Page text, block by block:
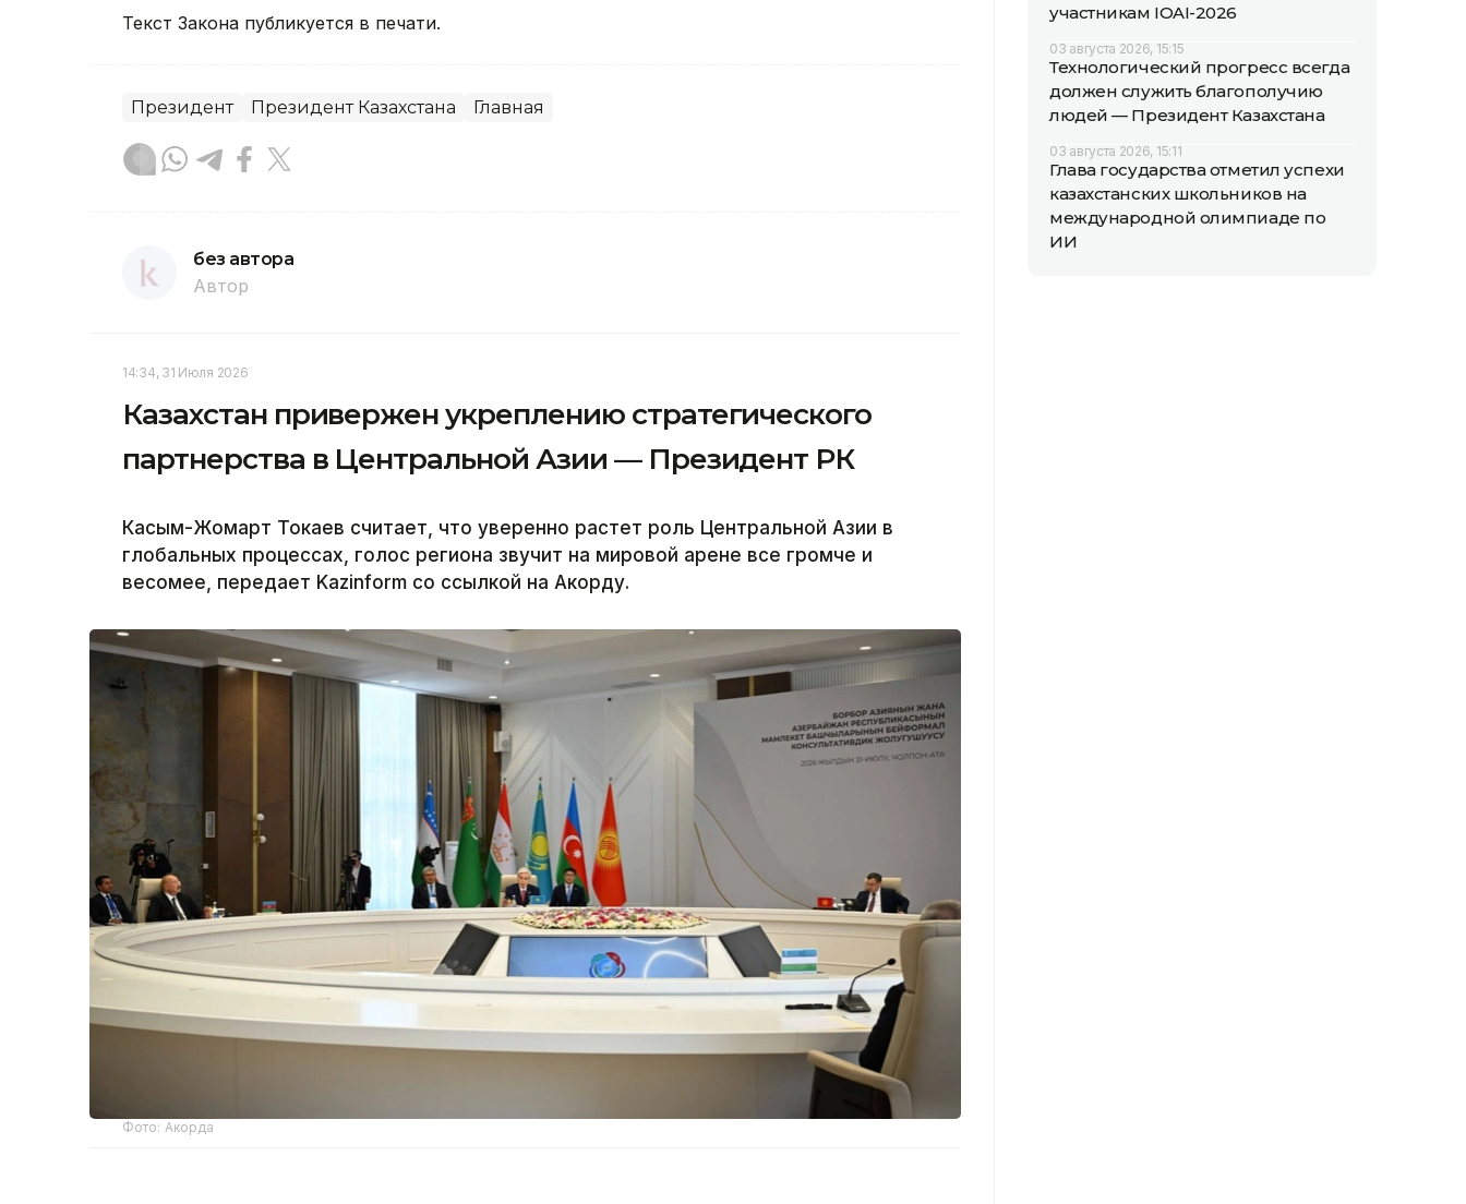
Текст Закона публикуется в печати.
Президент Президент Казахстана Главная
без автора
Автор
14:34, 31 Июля 2026
Казахстан привержен укреплению стратегического
партнерства в Центральной Азии — Президент РК
Касым-Жомарт Токаев считает, что уверенно растет роль Центральной Азии в
глобальных процессах, голос региона звучит на мировой арене все громче и
весомее, передает Kazinform со ссылкой на Акорду.
Фото: Акорда
участникам IOAI-2026
03 августа 2026, 15:15
Технологический прогресс всегда
должен служить благополучию
людей — Президент Казахстана
03 августа 2026, 15:11
Глава государства отметил успехи
казахстанских школьников на
международной олимпиаде по
ИИ